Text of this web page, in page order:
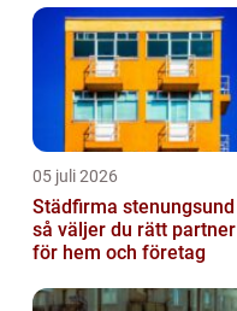
05 juli 2026
Städfirma stenungsund
så väljer du rätt partner
för hem och företag